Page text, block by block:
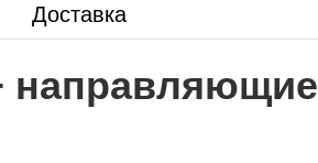
Доставка
направляющие